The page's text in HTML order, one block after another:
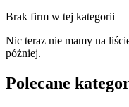
Brak firm w tej kategorii
Nic teraz nie mamy na
później.
Polecane